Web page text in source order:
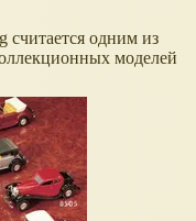
считается одним из
моделей